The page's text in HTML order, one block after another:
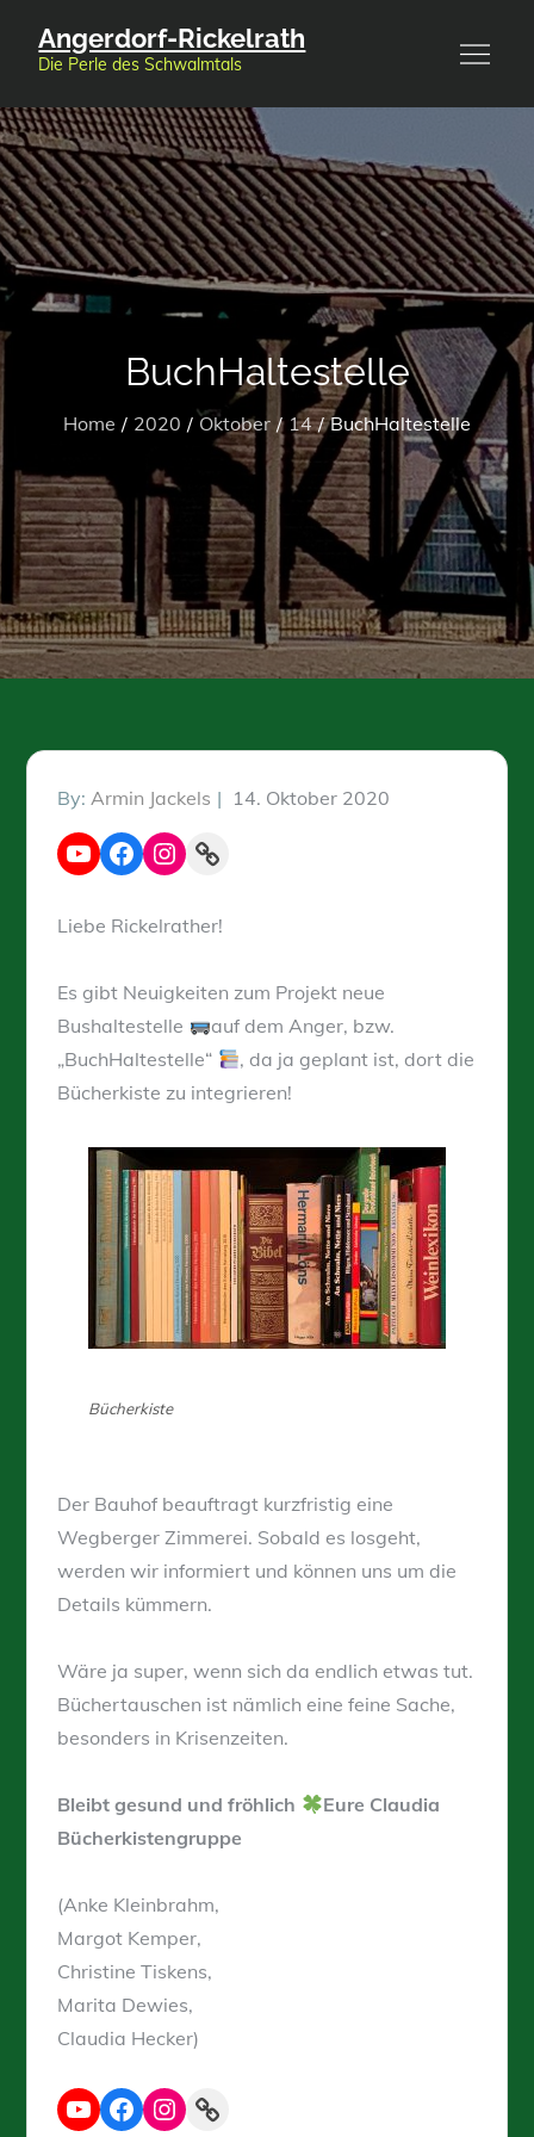
Angerdorf-Rickelrath
Die Perle des Schwalmtals
BuchHaltestelle
Home 2020 Oktober 14 BuchHaltestelle
By: Armin Jackels
Posted
14. Oktober 2020
YouTube
Facebook
Instagram
Link
Liebe Rickelrather!
Es gibt Neuigkeiten zum Projekt neue
Bushaltestelle
auf dem Anger, bzw.
„BuchHaltestelle“
, da ja geplant ist, dort die
Bücherkiste zu integrieren!
Bücherkiste
Der Bauhof beauftragt kurzfristig eine
Wegberger Zimmerei. Sobald es losgeht,
werden wir informiert und können uns um die
Details kümmern.
Wäre ja super, wenn sich da endlich etwas tut.
Büchertauschen ist nämlich eine feine Sache,
besonders in Krisenzeiten.
Bleibt gesund und fröhlich
Eure Claudia
Bücherkistengruppe
(Anke Kleinbrahm,
Margot Kemper,
Christine Tiskens,
Marita Dewies,
Claudia Hecker)
YouTube
Facebook
Instagram
Link